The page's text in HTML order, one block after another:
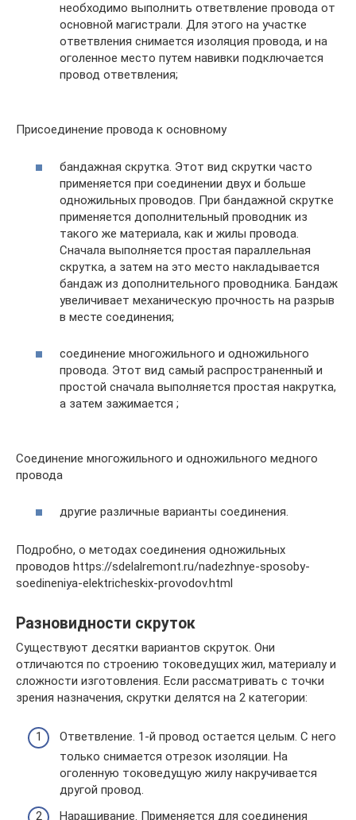
необходимо выполнить ответвление провода от
основной магистрали. Для этого на участке
ответвления снимается изоляция провода, и на
оголенное место путем навивки подключается
провод ответвления;
Присоединение провода к основному
бандажная скрутка. Этот вид скрутки часто
применяется при соединении двух и больше
одножильных проводов. При бандажной скрутке
применяется дополнительный проводник из
такого же материала, как и жилы провода.
Сначала выполняется простая параллельная
скрутка, а затем на это место накладывается
бандаж из дополнительного проводника. Бандаж
увеличивает механическую прочность на разрыв
в месте соединения;
соединение многожильного и одножильного
провода. Этот вид самый распространенный и
простой сначала выполняется простая накрутка,
а затем зажимается ;
Соединение многожильного и одножильного медного
провода
другие различные варианты соединения.
Подробно, о методах соединения одножильных
проводов https://sdelalremont.ru/nadezhnye-sposoby-
soedineniya-elektricheskix-provodov.html
Разновидности скруток
Существуют десятки вариантов скруток. Они
отличаются по строению токоведущих жил, материалу и
сложности изготовления. Если рассматривать с точки
зрения назначения, скрутки делятся на 2 категории:
Ответвление. 1-й провод остается целым. С него
только снимается отрезок изоляции. На
оголенную токоведущую жилу накручивается
другой провод.
Наращивание. Применяется для соединения